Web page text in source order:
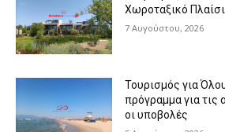
Χωροταξικό
7 Αυγούστου, 2026
Τουρισμός για
πρόγραμμα για τις
οι υποβολές